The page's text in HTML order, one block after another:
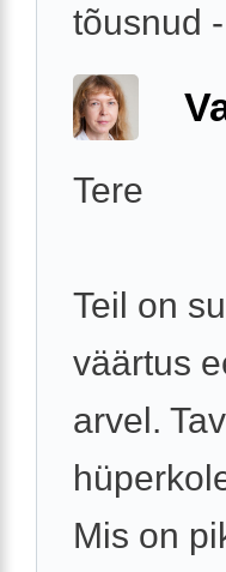
tõusnud
Tere
Teil on
väärtus
arvel.
Mis on